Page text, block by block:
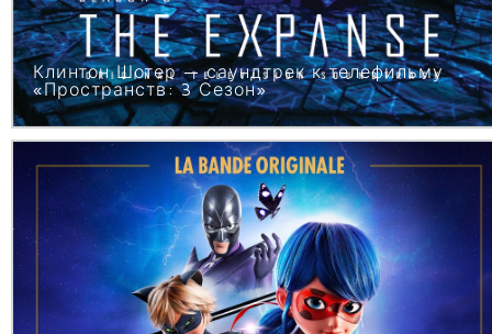
Клинтон Шотер — саундтрек к телефильму
«Пространств: 3 Сезон»